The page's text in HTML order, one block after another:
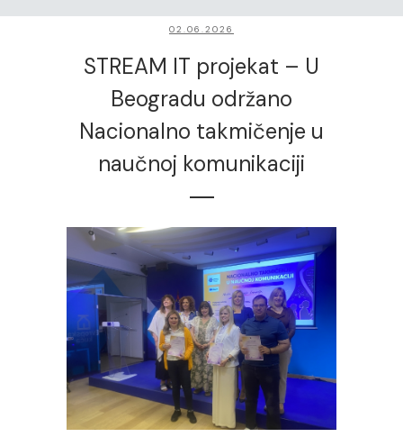
02.06.2026
STREAM IT projekat – U
Beogradu održano
Nacionalno takmičenje u
naučnoj komunikaciji